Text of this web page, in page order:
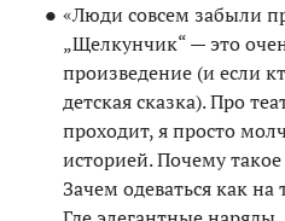
«Люди совсем забыли
„Щелкунчик“ — это
произведение (и если
детская сказка). Про
проходит, я просто
историей. Почему
Зачем одеваться как на